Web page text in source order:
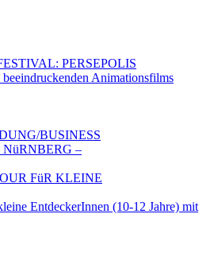
PERSEPOLIS
Animationsfilms
BUSINESS
–
FüR KLEINE
EntdeckerInnen (10-12 Jahre) mit